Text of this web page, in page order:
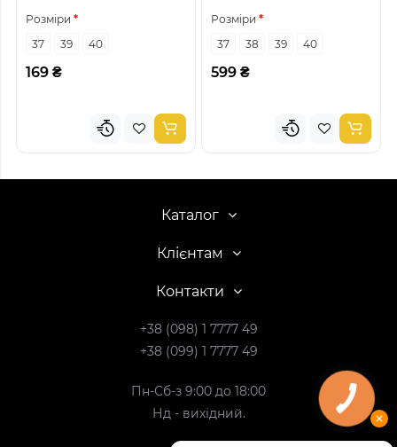
Розміри
37
39 40
169 ₴
Розміри
37
38 39 40
599 ₴
Каталог
Клієнтам
Контакти
+38 (098) 1 7777 49
+38 (099) 1 7777 49
Пн-Сб-з 9:00 до 18:00
Нд - вихідний.